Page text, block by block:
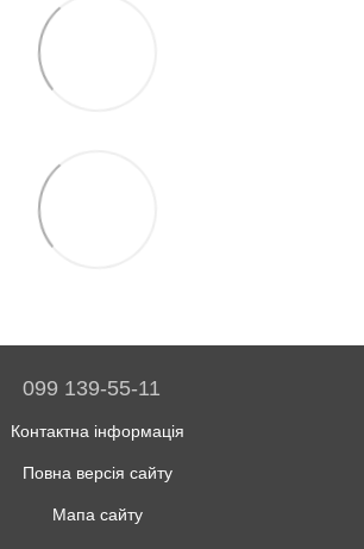
099 139-55-11
Контактна інформація
Повна версія сайту
Мапа сайту